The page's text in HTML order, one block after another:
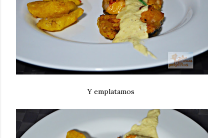
Y emplatamos